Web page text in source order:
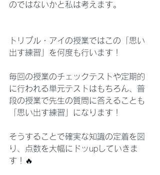
のではないかと私は考えます。
トリプル・アイの授業ではこの「思い
出す練習」を何度も行います！
毎回の授業のチェックテストや定期的
に行われる単元テストはもちろん、普
段の授業で先生の質問に答えることも
「思い出す練習」になります！
そうすることで確実な知識の定着を図
り、点数を大幅にドッupしていきま
す！🔥